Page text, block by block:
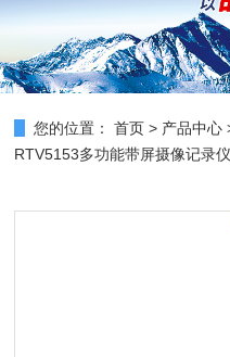
您的位置： 首页 > 产品中心
RTV5153多功能带屏摄像记录